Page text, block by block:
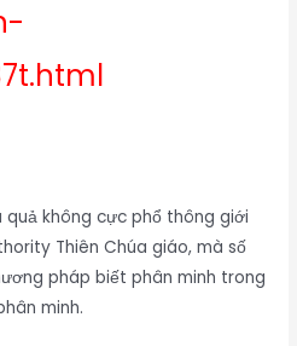
không cực phổ thông giới
Thiên Chúa giáo, mà số
pháp biết phân minh trong
minh.